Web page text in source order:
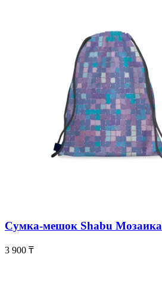
Сумка-мешок Shabu Мозаика
3 900 ₸